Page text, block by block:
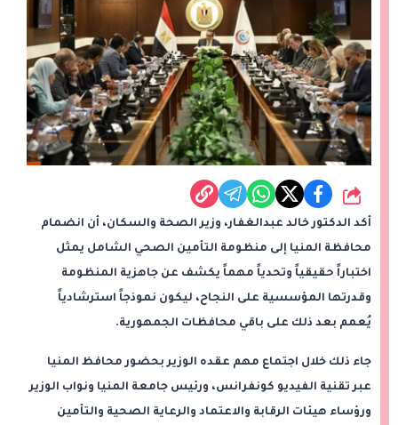
شارك
أكد الدكتور خالد عبدالغفار، وزير الصحة والسكان، أن انضمام
محافظة المنيا إلى منظومة التأمين الصحي الشامل يمثل
اختباراً حقيقياً وتحدياً مهماً يكشف عن جاهزية المنظومة
وقدرتها المؤسسية على النجاح، ليكون نموذجاً استرشادياً
يُعمم بعد ذلك على باقي محافظات الجمهورية.
جاء ذلك خلال اجتماع مهم عقده الوزير بحضور محافظ المنيا
عبر تقنية الفيديو كونفرانس، ورئيس جامعة المنيا ونواب الوزير
ورؤساء هيئات الرقابة والاعتماد والرعاية الصحية والتأمين